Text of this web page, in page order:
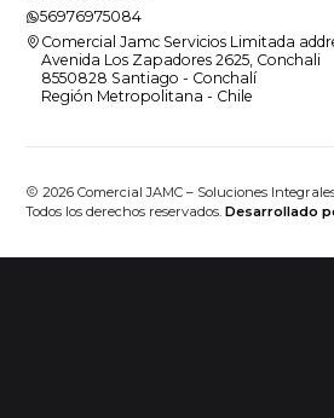
56976975084
Comercial Jamc Servicios Limitada
Avenida Los Zapadores 2625, Conchali
8550828 Santiago - Conchalí
Región Metropolitana - Chile
2026 Comercial JAMC – Soluciones
Todos los derechos reservados. Desarrollado